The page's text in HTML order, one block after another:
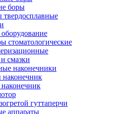
боры
стоматологические
смазки
наконечники
наконечник
гуттаперчи
аппараты